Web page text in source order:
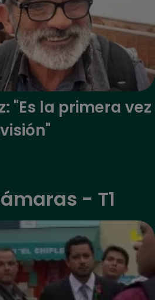
"Es la primera vez
- T1